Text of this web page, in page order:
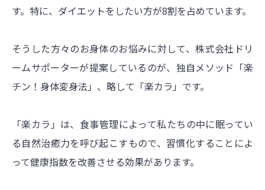
す。特に、ダイエットをしたい方が8割を占めています。
そうした方々のお身体のお悩みに対して、株式会社ドリ
ームサポーターが提案しているのが、独自メソッド「楽
チン！身体変身法」、略して「楽カラ」です。
「楽カラ」は、食事管理によって私たちの中に眠ってい
る自然治癒力を呼び起こすもので、習慣化することによ
って健康指数を改善させる効果があります。